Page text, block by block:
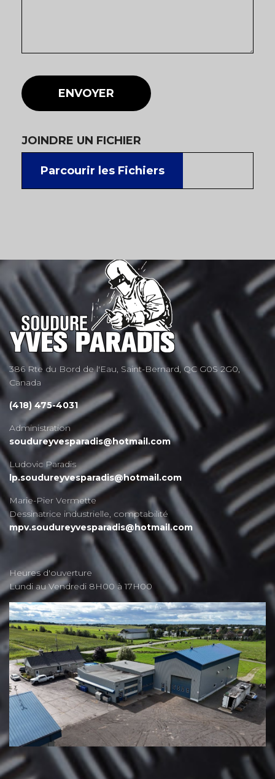
ENVOYER
JOINDRE UN FICHIER
Parcourir les Fichiers
386 Rte du Bord de l'Eau, Saint-Bernard, QC G0S 2G0,
Canada
(418) 475-4031
Administration
soudureyvesparadis@hotmail.com
Ludovic Paradis
lp.soudureyvesparadis@hotmail.com
Marie-Pier Vermette
Dessinatrice industrielle, comptabilité
mpv.soudureyvesparadis@hotmail.com
Heures d'ouverture
Lundi au Vendredi 8H00 à 17H00